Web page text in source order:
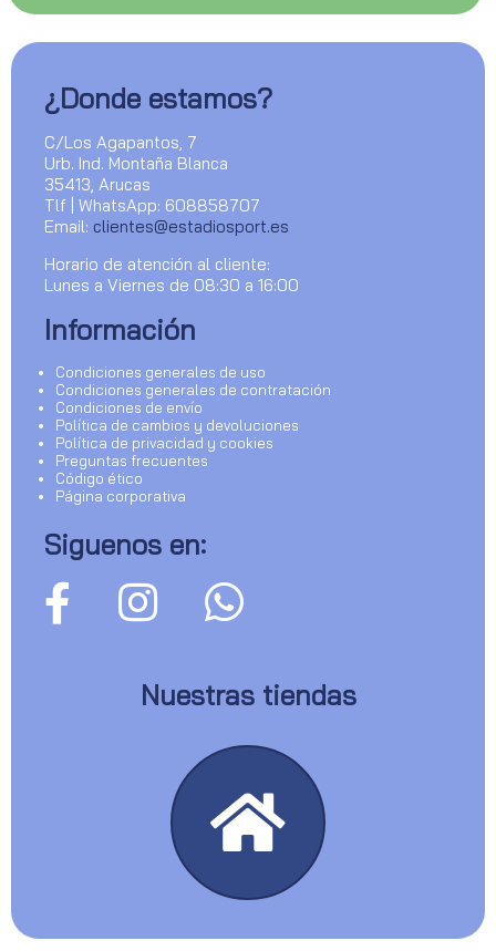
¿Donde estamos?
C/Los Agapantos, 7
Urb. Ind. Montaña Blanca
35413, Arucas
Tlf | WhatsApp: 608858707
Email: clientes@estadiosport.es
Horario de atención al cliente:
Lunes a Viernes de 08:30 a 16:00
Información
Condiciones generales de uso
Condiciones generales de contratación
Condiciones de envío
Política de cambios y devoluciones
Política de privacidad y cookies
Preguntas frecuentes
Código ético
Página corporativa
Siguenos en:
Nuestras tiendas